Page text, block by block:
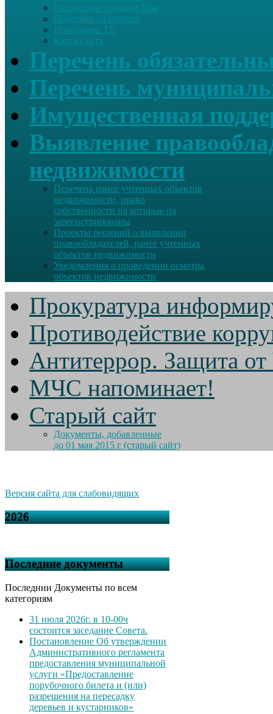
Расписание станция Уфа
Проверка на вирусы
Программа ТВ
Карта сайта
Перечень
Перечень
Имущественная
Выявление
недвижимости
Перечень ранее учтенных объектов
недвижимости, право
собственности на которые на
зарегистрированы
Проекты решений о выявлении
правообладателей, ранее учтенных
объектов недвижимости
Уведомления о проведении осмотра
объектов недвижимости
Прокуратура
Противодействие
Антитеррор. Защита
МЧС напоминает!
Старый сайт
Документы, добавленные
до 01 мая 2015 г (старый сайт)
Версия сайта для слабовидящих
2026
Последние документы
Последнии Документы по всем
категориям
31 июля 2026г. в 10-00ч
состоится заседание Совета.
Постановление Об утверждении
Административного регламента
предоставления муниципальной
услуги «Предоставление
порубочного билета и (или)
разрешения на пересадку
деревьев и кустарников»